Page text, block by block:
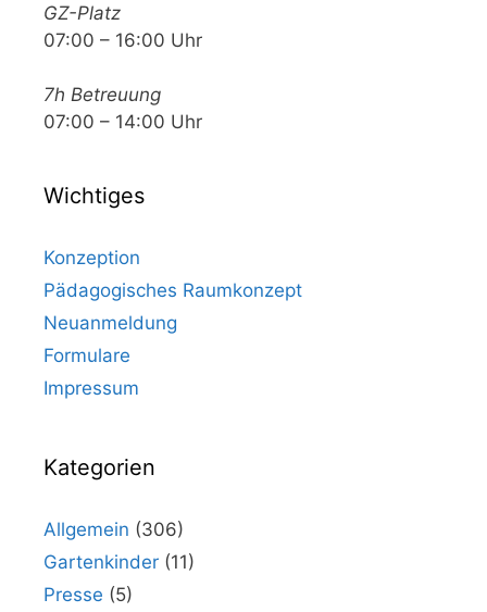
GZ-Platz
07:00 – 16:00 Uhr
7h Betreuung
07:00 – 14:00 Uhr
Wichtiges
Konzeption
Pädagogisches Raumkonzept
Neuanmeldung
Formulare
Impressum
Kategorien
Allgemein (306)
Gartenkinder (11)
Presse (5)